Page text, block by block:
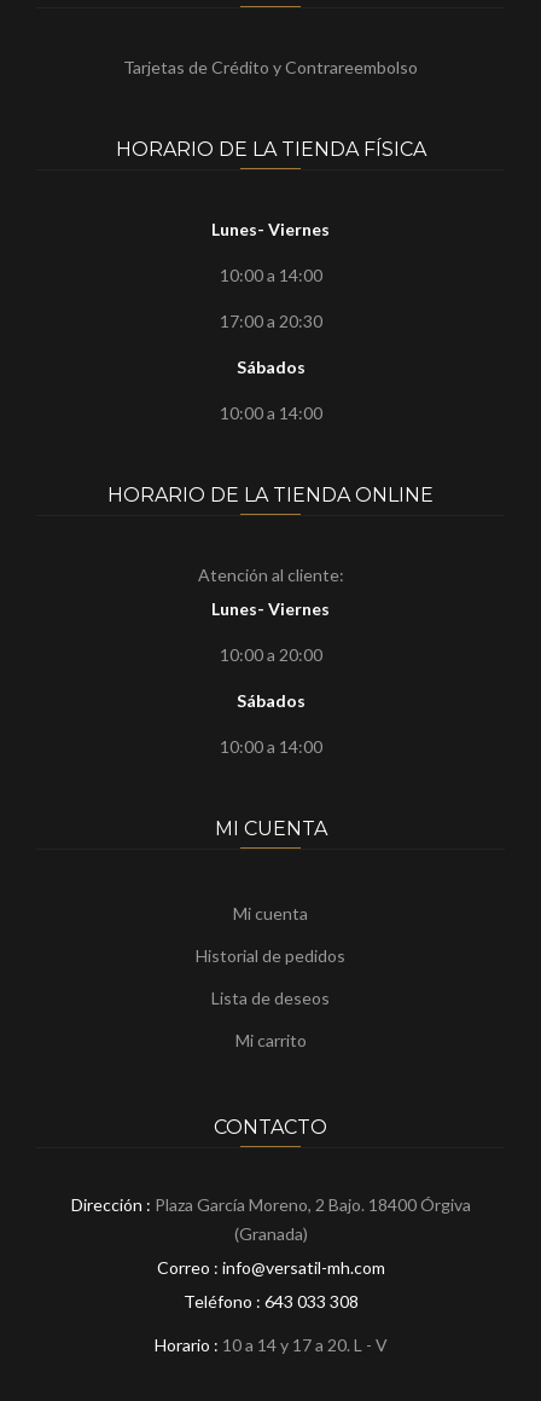
Tarjetas de Crédito y Contrareembolso
HORARIO DE LA TIENDA FÍSICA
Lunes- Viernes
10:00 a 14:00
17:00 a 20:30
Sábados
10:00 a 14:00
HORARIO DE LA TIENDA ONLINE
Atención al cliente:
Lunes- Viernes
10:00 a 20:00
Sábados
10:00 a 14:00
MI CUENTA
Mi cuenta
Historial de pedidos
Lista de deseos
Mi carrito
CONTACTO
Dirección : Plaza García Moreno, 2 Bajo. 18400 Órgiva
(Granada)
Correo : info@versatil-mh.com
Teléfono : 643 033 308
Horario : 10 a 14 y 17 a 20. L - V